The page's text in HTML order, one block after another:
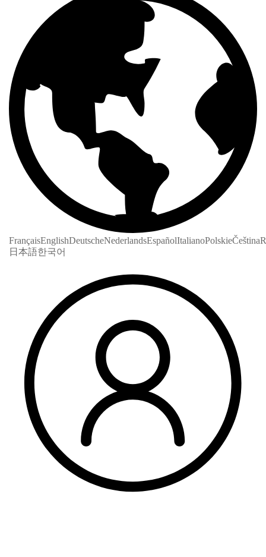
FrançaisEnglishDeutscheNederlandsEspañolItalianoPolskieČeština
日本語한국어